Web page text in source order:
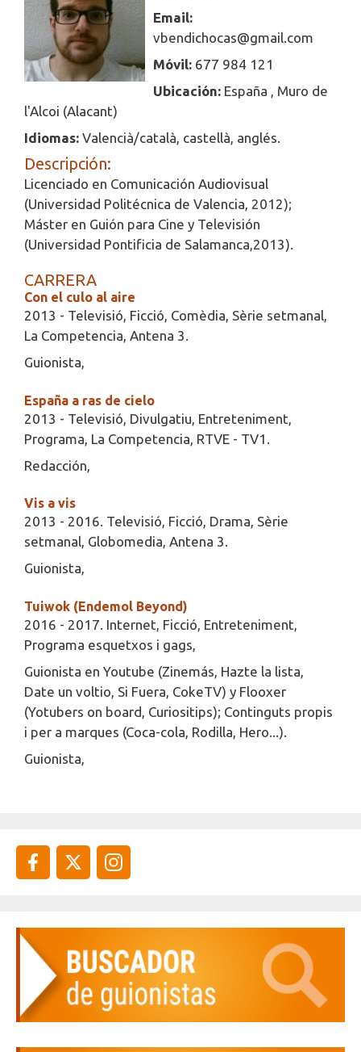
Email:
vbendichocas@gmail.com
Móvil: 677 984 121
Ubicación: España , Muro de
l'Alcoi (Alacant)
Idiomas: Valencià/català, castellà, anglés.
Descripción:
Licenciado en Comunicación Audiovisual
(Universidad Politécnica de Valencia, 2012);
Máster en Guión para Cine y Televisión
(Universidad Pontificia de Salamanca,2013).
CARRERA
Con el culo al aire
2013 - Televisió, Ficció, Comèdia, Sèrie setmanal,
La Competencia, Antena 3.
Guionista,
España a ras de cielo
2013 - Televisió, Divulgatiu, Entreteniment,
Programa, La Competencia, RTVE - TV1.
Redacción,
Vis a vis
2013 - 2016. Televisió, Ficció, Drama, Sèrie
setmanal, Globomedia, Antena 3.
Guionista,
Tuiwok (Endemol Beyond)
2016 - 2017. Internet, Ficció, Entreteniment,
Programa esquetxos i gags,
Guionista en Youtube (Zinemás, Hazte la lista,
Date un voltio, Si Fuera, CokeTV) y Flooxer
(Yotubers on board, Curiositips); Continguts propis
i per a marques (Coca-cola, Rodilla, Hero...).
Guionista,